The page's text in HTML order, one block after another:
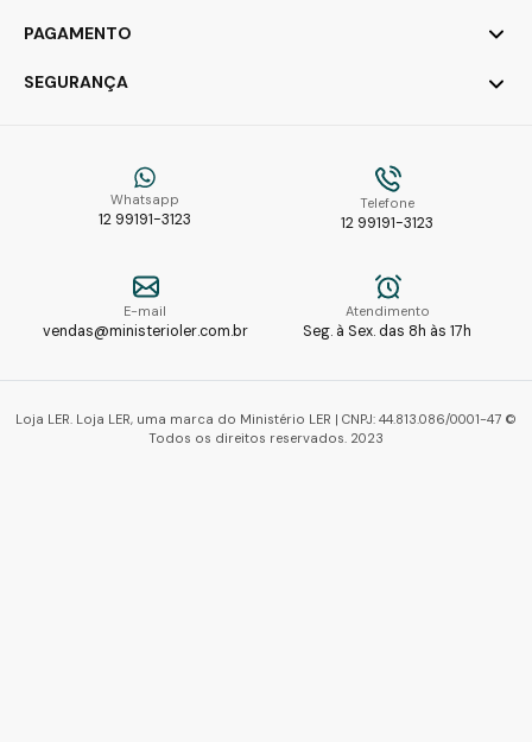
Whatsapp
12 99191-3123
Telefone
12 99191-3123
E-mail
vendas@ministerioler.com.br
Atendimento
Seg. à Sex. das 8h às 17h
PAGAMENTO
SEGURANÇA
Loja LER. Loja LER, uma marca do Ministério LER | CNPJ: 44.813.086/0001-47 ©
Todos os direitos reservados. 2023